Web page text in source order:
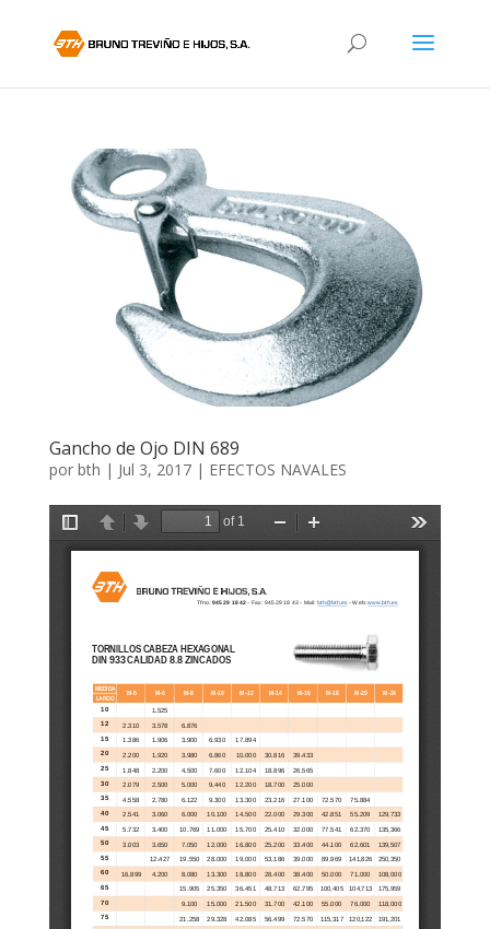
Gancho de Ojo DIN 689
por bth | Jul 3, 2017| EFECTOS NAVALES